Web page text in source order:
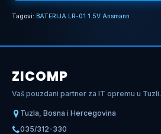
Tagovi: BATERIJA LR-01 1.5V Ansmann
ZICOMP
Vaš pouzdani partner za IT opremu u Tuzli.
Tuzla, Bosna i Hercegovina
035/312-330